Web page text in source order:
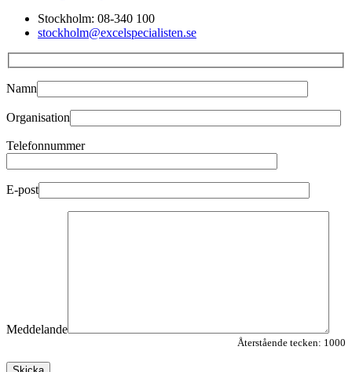
Stockholm: 08-340 100
stockholm@excelspecialisten.se
Namn
Organisation
Telefonnummer
E-post
Meddelande
Återstående tecken: 1000